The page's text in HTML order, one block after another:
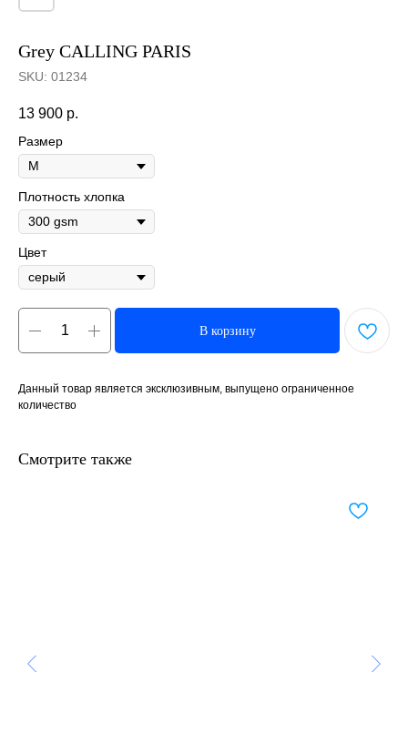
Grey CALLING PARIS
SKU: 01234
13 900 р.
Размер
Плотность хлопка
Цвет
В корзину
Данный товар является эксклюзивным, выпущено ограниченное
количество
Смотрите также